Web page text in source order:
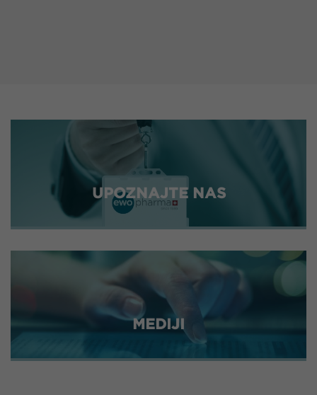
UPOZNAJTE NAS
MEDIJI